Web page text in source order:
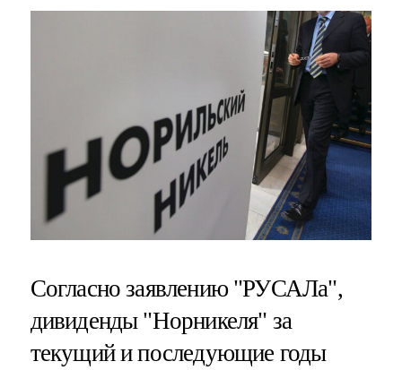
Согласно заявлению "РУСАЛа",
дивиденды "Норникеля" за
текущий и последующие годы